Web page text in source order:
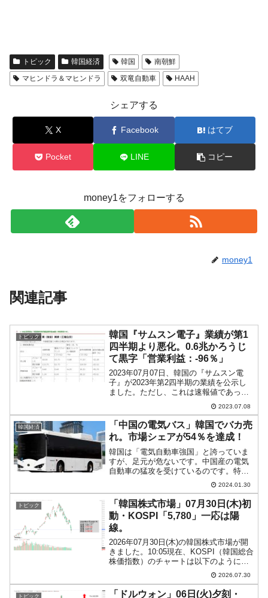
トピック 韓国経済 韓国
南朝鮮
マヒンドラ＆マヒンドラ
双竜自動車 HAAH
シェアする
X Facebook はてブ
Pocket LINE コピー
money1をフォローする
money1
関連記事
トピック
韓国『サムスン電子』業績が第1
四半期より悪化。0.6兆かろうじ
て黒字「営業利益：-96％」
2023年07月07日、韓国の『サムスン電
子』が2023年第2四半期の業績を公示し
ました。ただし、これは速報値であっ
て、当期純利益や事業部ごとの詳細なデ
ータは出ていません。そのためあまり面
白くはないことをご了承ください。以下
はおなじみの『D...
2023.07.08
韓国経済
「中国の電気バス」韓国でバカ売
れ。市場シェアが54％を達成！
韓国は「電気自動車強国」と誇っていま
すが、足元が危ないです。中国産の電気
自動車の猛攻を受けているのです。特に
「電気バス」の分野で韓国市場は蚕食さ
れています。以下の中国産電気バスの販
売台数と市場シェアの推移をご覧くださ
い。⇒データ出典：国土交...
2024.01.30
トピック
「韓国株式市場」07月30日(木)初
動・KOSPI「5,780」一応は陽
線。
2026年07月30日(木)の韓国株式市場が開
きました。10:05現在、KOSPI（韓国総合
株価指数）のチャートは以下のようにな
『Investing.com』より引用）。前日終値
とほぼ同じ値から始まり、現在のところ
2026.07.30
トピック
「ドルウォン」06日(火)夕刻・